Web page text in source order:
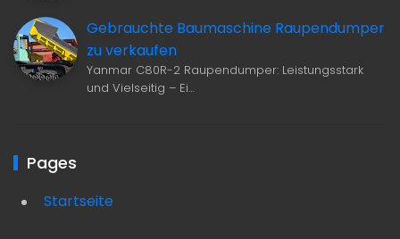
Gebrauchte Baumaschine Raupendumper
zu verkaufen
Yanmar C80R-2 Raupendumper: Leistungsstark
und Vielseitig – Ei…
Pages
Startseite